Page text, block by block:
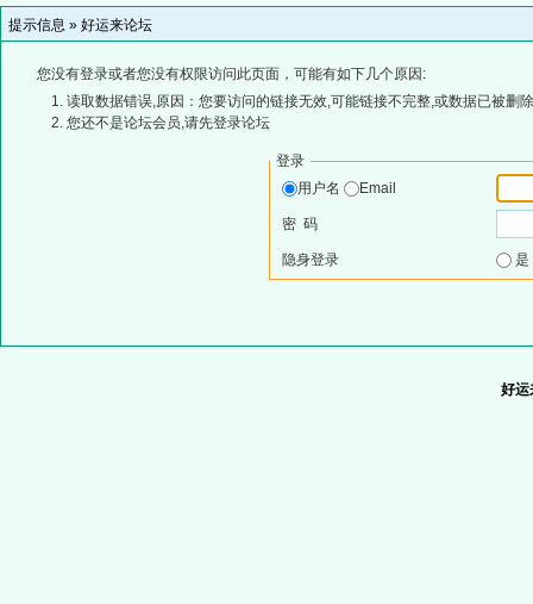
提示信息 » 好运来论坛
您没有登录或者您没有权限访问此页面，可能有如下几个原因:
读取数据错误,原因：您要访问的链接无效,可能链接不完整,或数据已被删
您还不是论坛会员,请先登录论坛
登录
用户名
Email
密 码
隐身登录
好